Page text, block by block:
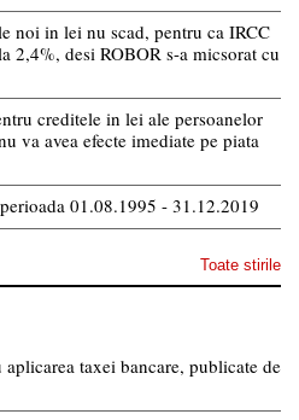
noi in lei nu scad, pentru ca IRCC
2,4%, desi ROBOR s-a micsorat cu
creditele in lei ale persoanelor
va avea efecte imediate pe piata
01.08.1995 - 31.12.2019
Toate stirile
taxei bancare, publicate de